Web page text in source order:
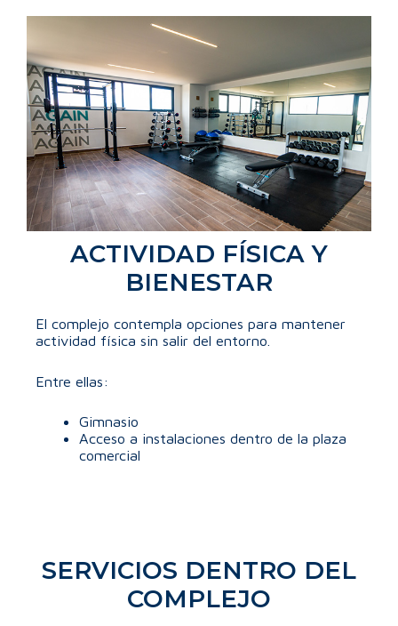
ACTIVIDAD FÍSICA Y
BIENESTAR
El complejo contempla opciones para mantener
actividad física sin salir del entorno.
Entre ellas:
Gimnasio
Acceso a instalaciones dentro de la plaza
comercial
SERVICIOS DENTRO DEL
COMPLEJO